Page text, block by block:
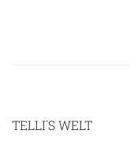
TELLI´S WELT